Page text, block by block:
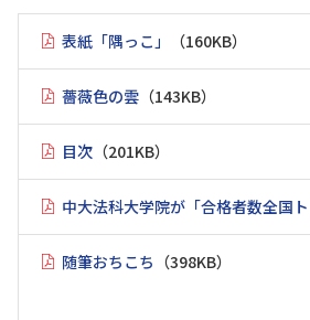
表紙「隅っこ」 （160KB）
薔薇色の雲 （143KB）
目次 （201KB）
中大法科大学院が「合格者数全国ト
随筆おちこち （398KB）